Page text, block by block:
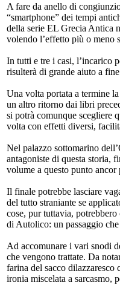
A fare da anello di
“smartphone” dei tempi
della serie EL Grecia Antica
volendo l’effetto più o meno
In tutti e tre i casi, l’incarico
risulterà di grande aiuto a
Una volta portata a termine
un altro ritorno dai libri
si potrà comunque scegliere
volta con effetti diversi,
Nel palazzo sottomarino
antagoniste di questa storia,
volume a questo punto
Il finale potrebbe lasciare
del tutto straniante se
cose, pur tuttavia,
di Autolico: un passaggio
Ad accomunare i vari snodi
che vengono trattate. Da
farina del sacco dilazzaresco
ironia miscelata a sarcasmo,